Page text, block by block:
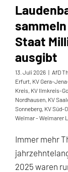
Staat
ausgibt
13. Juli 2026 | AfD
Erfurt, KV Gera-
Kreis, KV Ilmkreis-
Nordhausen, KV
Sonneberg, KV Süd-
Weimar - Weimarer
Immer mehr
2025 waren